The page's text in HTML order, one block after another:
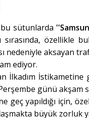
sütunlarda
sırasında,
nedeniyle aksayan
ediyor.
İlkadım İstikametine
günü akşam
geç yapıldığı için,
büyük zorluk